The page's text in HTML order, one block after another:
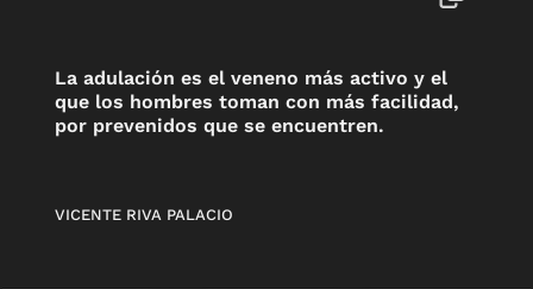
La adulación es el veneno más activo y el
que los hombres toman con más facilidad,
por prevenidos que se encuentren.
VICENTE RIVA PALACIO